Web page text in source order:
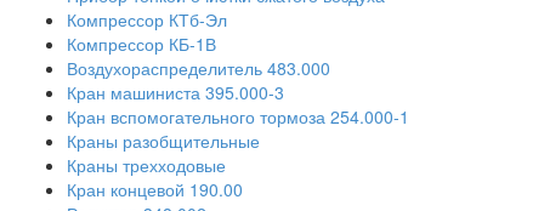
Компрессор КТб-Эл
Компрессор КБ-1В
Воздухораспределитель 483.000
Кран машиниста 395.000-3
Кран вспомогательного тормоза 254.000-1
Краны разобщительные
Краны трехходовые
Кран концевой 190.00